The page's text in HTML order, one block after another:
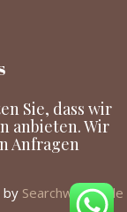
Sie, dass wir
anbieten. Wir
Anfragen
by Searchwelt24.de